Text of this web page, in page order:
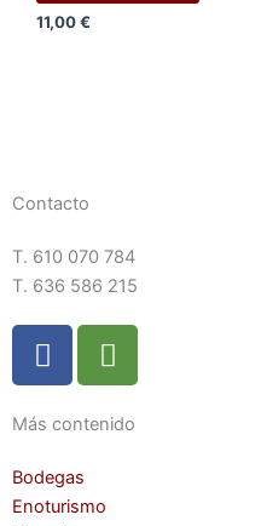
11,00€
Contacto
T. 610 070 784
T. 636 586 215
F
a
e
o
T
r
p
Más contenido
Bodegas
Enoturismo